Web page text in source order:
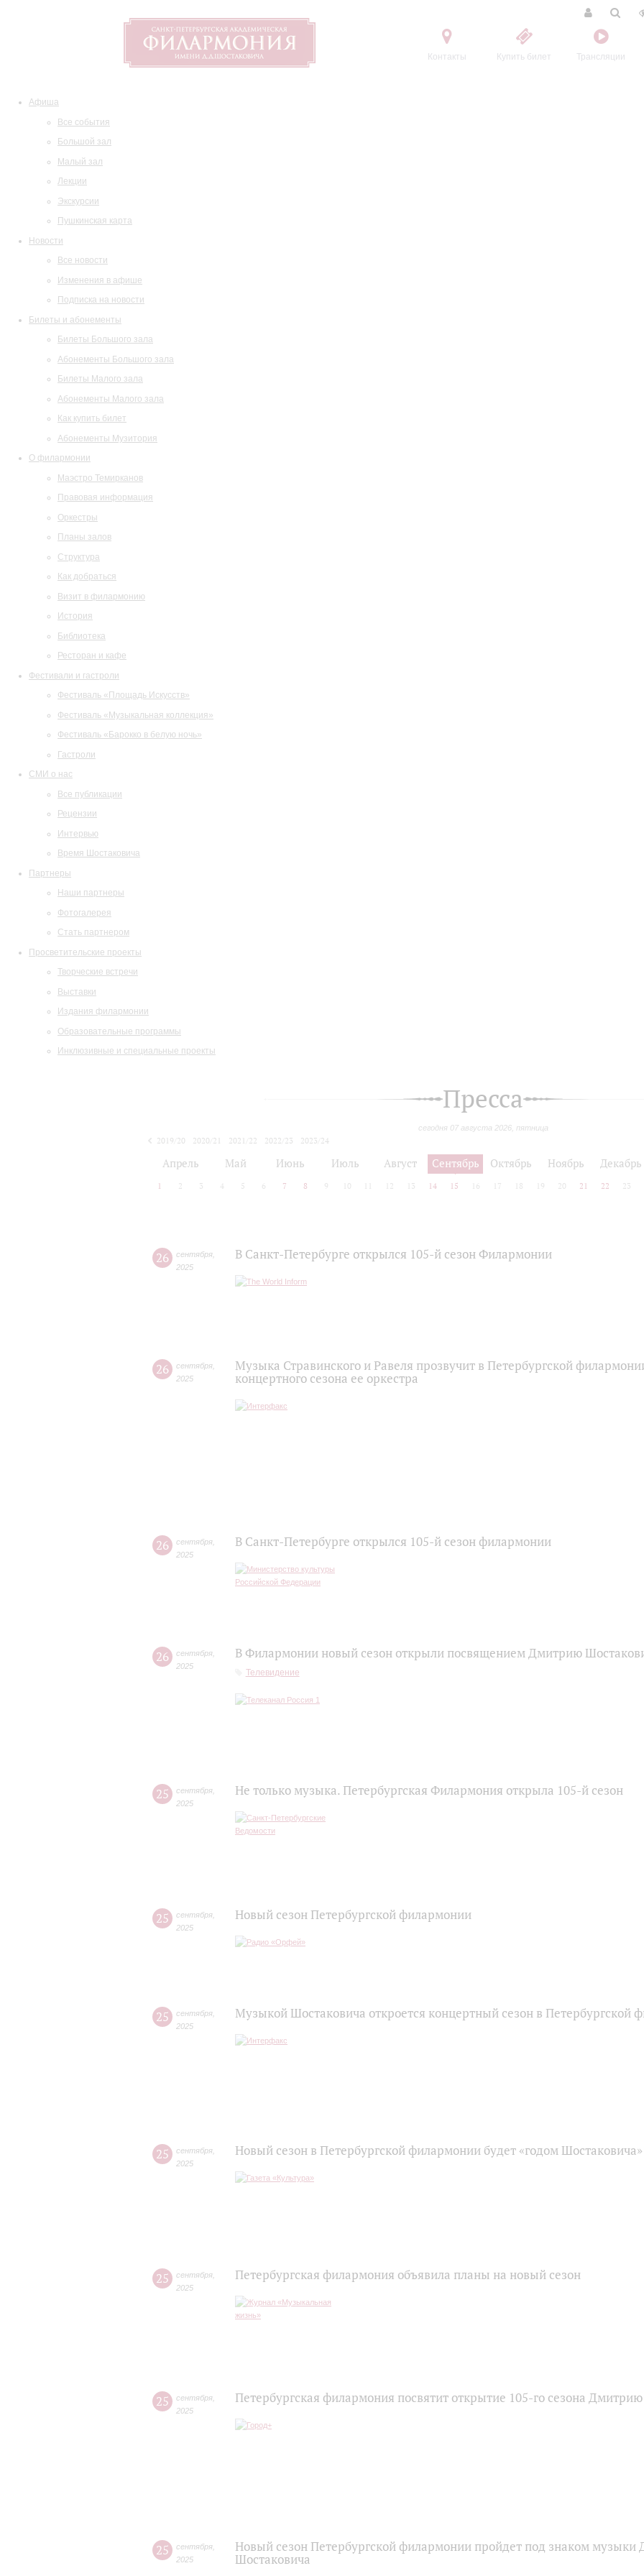
Контакты Купить билет Трансляции
Афиша
Все события
Большой зал
Малый зал
Лекции
Экскурсии
Пушкинская карта
Новости
Все новости
Изменения в афише
Подписка на новости
Билеты и абонементы
Билеты Большого зала
Абонементы Большого зала
Билеты Малого зала
Абонементы Малого зала
Как купить билет
Абонементы Музитория
О филармонии
Маэстро Темирканов
Правовая информация
Оркестры
Планы залов
Структура
Как добраться
Визит в филармонию
История
Библиотека
Ресторан и кафе
Фестивали и гастроли
Фестиваль «Площадь Искусств»
Фестиваль «Музыкальная коллекция»
Фестиваль «Барокко в белую ночь»
Гастроли
СМИ о нас
Все публикации
Рецензии
Интервью
Время Шостаковича
Партнеры
Наши партнеры
Фотогалерея
Стать партнером
Просветительские проекты
Творческие встречи
Выставки
Издания филармонии
Образовательные программы
Инклюзивные и специальные проекты
Пресса
сегодня 07 августа 2026, пятница
2019/20 2020/21 2021/22 2022/23
2023/24
Апрель Май Июнь Июль Август Сентябрь Октябрь Ноябрь Декабрь
1 2 3 4 5 6 7 8 9 10 12 13 14 15 16 17 18 19 20 21 22 23
26 сентября
2025
В Санкт-Петербурге открылся 105-й сезон Филармонии
26 сентября
2025
Музыка Стравинского и Равеля прозвучит в Петербургской
концертного сезона ее оркестра
26 сентября
2025
В Санкт-Петербурге открылся 105-й сезон филармонии
26 сентября
2025
В Филармонии новый сезон открыли посвящением Дмитрию
Телевидение
25 сентября
2025
Не только музыка. Петербургская Филармония открыла 105‑й сезон
25 сентября
2025
Новый сезон Петербургской филармонии
25 сентября
2025
Музыкой Шостаковича откроется концертный сезон в Петербургской
25 сентября
2025
Новый сезон в Петербургской филармонии будет «годом Шостаковича»
25 сентября
2025
Петербургская филармония объявила планы на новый сезон
25 сентября
2025
Петербургская филармония посвятит открытие 105-го сезона
25 сентября
2025
Новый сезон Петербургской филармонии пройдет под знаком музыки
Шостаковича